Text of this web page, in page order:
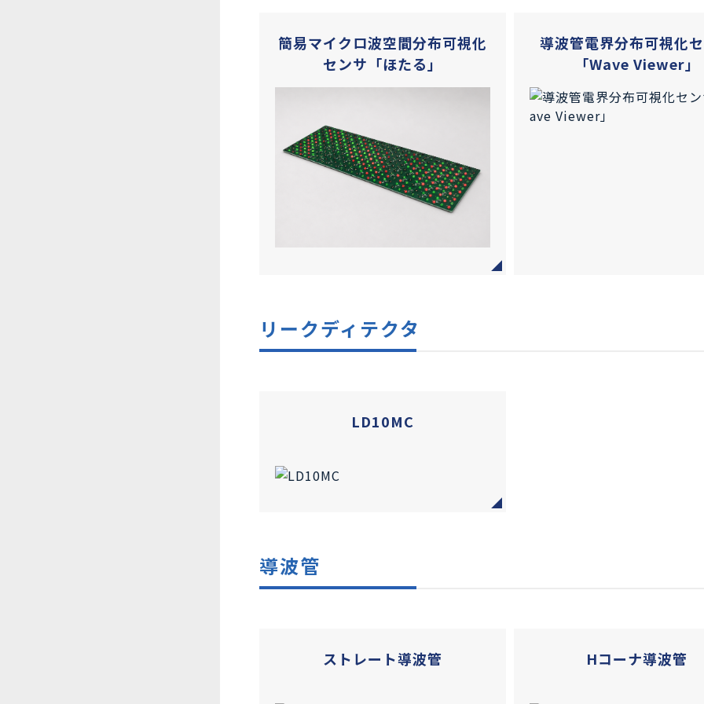
簡易マイクロ波空間分布可視化
センサ「ほたる」
導波管電界分布可視化
「Wave Viewer」
リークディテクタ
LD10MC
導波管
ストレート導波管 Hコーナ導波管